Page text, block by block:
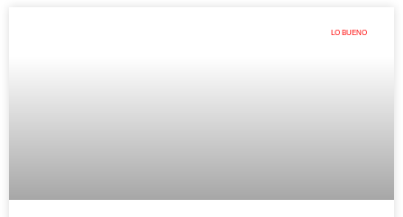
LO BUENO